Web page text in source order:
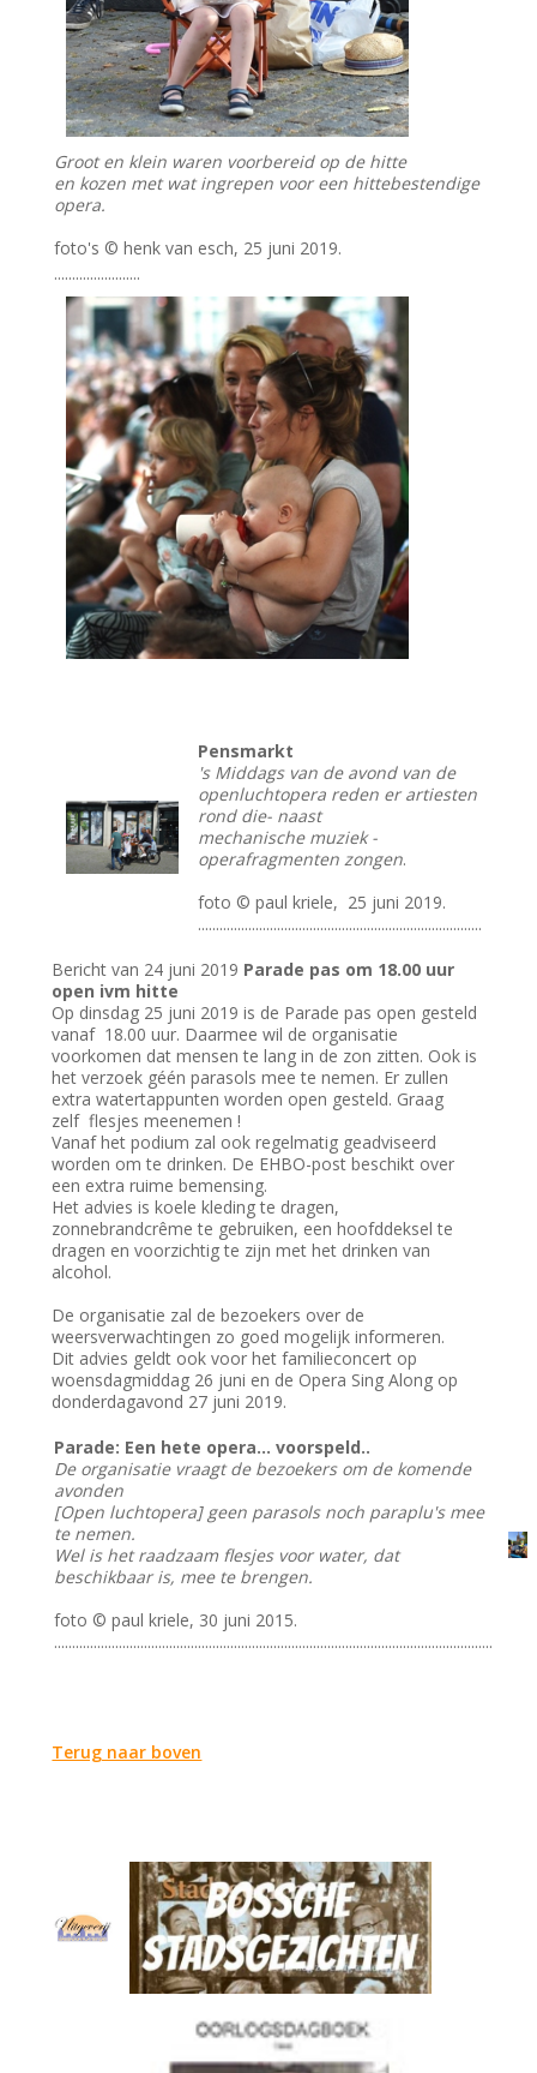
Groot en klein waren voorbereid op de hitte
en kozen met wat ingrepen voor een hittebestendige
opera.
foto's © henk van esch, 25 juni 2019.
........................
Pensmarkt
's Middags van de avond van de
openluchtopera reden er artiesten
rond die- naast
mechanische muziek -
operafragmenten zongen.
foto © paul kriele, 25 juni 2019.
...............................................................................
Bericht van 24 juni 2019 Parade pas om 18.00 uur
open ivm hitte
Op dinsdag 25 juni 2019 is de Parade pas open gesteld
vanaf 18.00 uur. Daarmee wil de organisatie
voorkomen dat mensen te lang in de zon zitten. Ook is
het verzoek géén parasols mee te nemen. Er zullen
extra watertappunten worden open gesteld. Graag
zelf flesjes meenemen !
Vanaf het podium zal ook regelmatig geadviseerd
worden om te drinken. De EHBO-post beschikt over
een extra ruime bemensing.
Het advies is koele kleding te dragen,
zonnebrandcrême te gebruiken, een hoofddeksel te
dragen en voorzichtig te zijn met het drinken van
alcohol.
De organisatie zal de bezoekers over de
weersverwachtingen zo goed mogelijk informeren.
Dit advies geldt ook voor het familieconcert op
woensdagmiddag 26 juni en de Opera Sing Along op
donderdagavond 27 juni 2019.
Parade: Een hete opera... voorspeld..
De organisatie vraagt de bezoekers om de komende
avonden
[Open luchtopera] geen parasols noch paraplu's mee
te nemen.
Wel is het raadzaam flesjes voor water, dat
beschikbaar is, mee te brengen.
foto © paul kriele, 30 juni 2015.
..........................................................................................................................
Terug naar boven